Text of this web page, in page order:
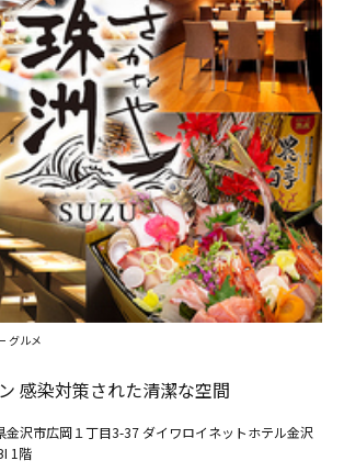
感染対策された清潔な空間
金沢市広岡１丁目3-37 ダイワロイネットホテル金沢
1階
グルメ